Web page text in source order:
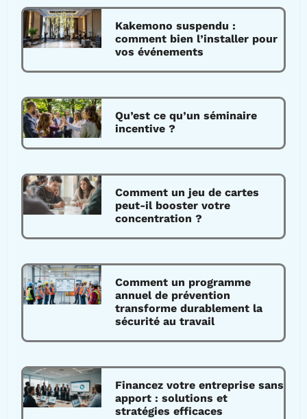
Kakemono suspendu :
comment bien l’installer pour
vos événements
Qu’est ce qu’un séminaire
incentive ?
Comment un jeu de cartes
peut-il booster votre
concentration ?
Comment un programme
annuel de prévention
transforme durablement la
sécurité au travail
Financez votre entreprise sans
apport : solutions et
stratégies efficaces